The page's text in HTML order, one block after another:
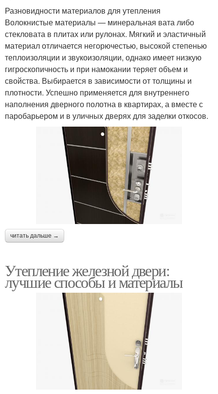
Разновидности материалов для утепления
Волокнистые материалы — минеральная вата либо
стекловата в плитах или рулонах. Мягкий и эластичный
материал отличается негорючестью, высокой степенью
теплоизоляции и звукоизоляции, однако имеет низкую
гигроскопичность и при намокании теряет объем и
свойства. Выбирается в зависимости от толщины и
плотности. Успешно применяется для внутреннего
наполнения дверного полотна в квартирах, а вместе с
паробарьером и в уличных дверях для заделки откосов.
читать дальше →
Утепление железной двери:
лучшие способы и материалы